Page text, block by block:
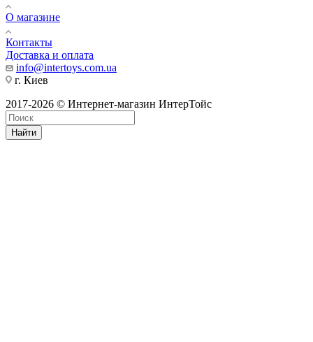
О магазине
Контакты
Доставка и оплата
info@intertoys.com.ua
г. Киев
2017-2026 © Интернет-магазин ИнтерТойс
Найти